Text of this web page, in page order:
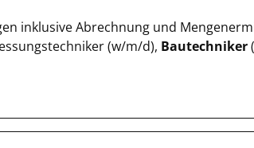
inklusive Abrechnung und
(w/m/d), Bautechniker